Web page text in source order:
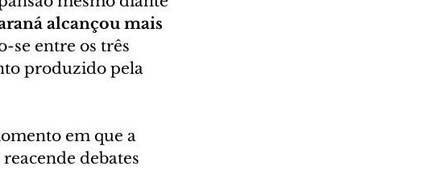
alcançou mais
se entre os três
produzido pela
em que a
debates